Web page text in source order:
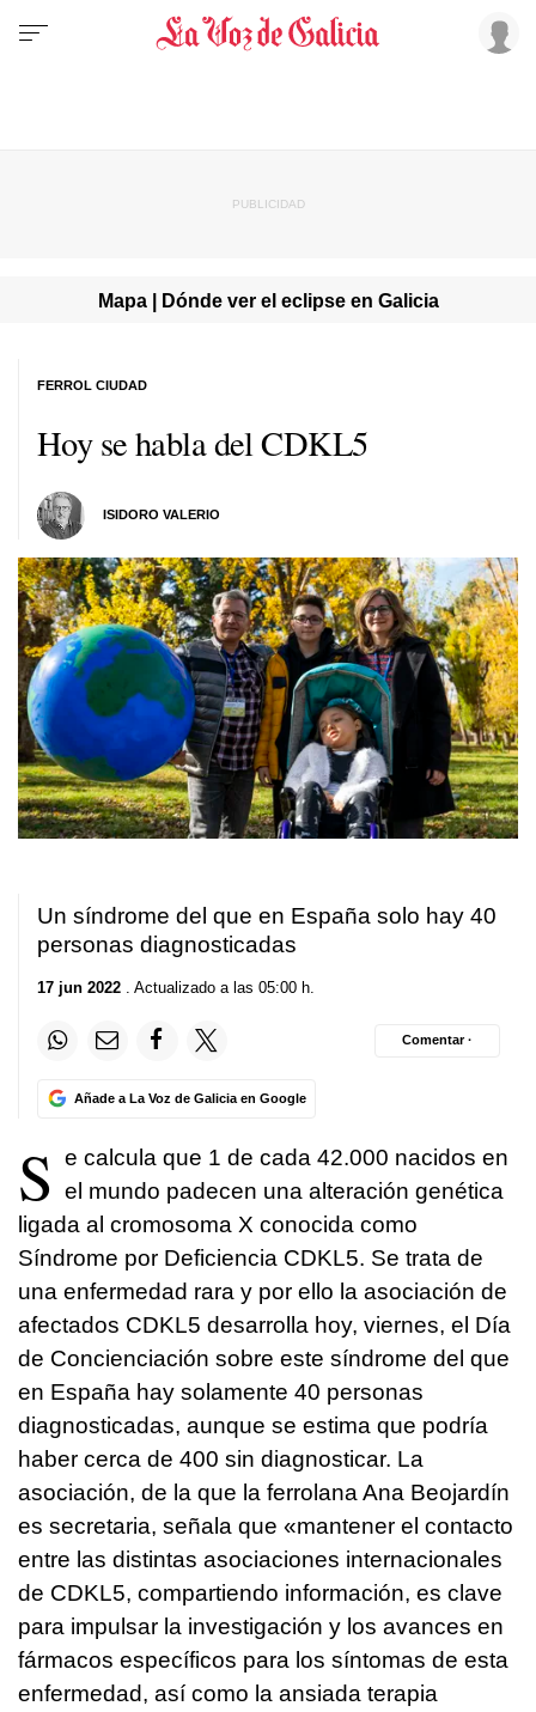
Mapa | Dónde ver el eclipse en Galicia
Hoy se habla del CDKL5
ISIDORO VALERIO
FERROL CIUDAD
Un síndrome del que en España solo hay 40
personas diagnosticadas
17 jun 2022 . Actualizado a las 05:00 h.
Añade a La Voz de Galicia en Google
Comentar ·
S
e calcula que 1 de cada 42.000 nacidos en
el mundo padecen una alteración genética
ligada al cromosoma X conocida como
Síndrome por Deficiencia CDKL5. Se trata de
una enfermedad rara y por ello la asociación de
afectados CDKL5 desarrolla hoy, viernes, el Día
de Concienciación sobre este síndrome del que
en España hay solamente 40 personas
diagnosticadas, aunque se estima que podría
haber cerca de 400 sin diagnosticar. La
asociación, de la que la ferrolana Ana Beojardín
es secretaria, señala que «mantener el contacto
entre las distintas asociaciones internacionales
de CDKL5, compartiendo información, es clave
para impulsar la investigación y los avances en
fármacos específicos para los síntomas de esta
enfermedad, así como la ansiada terapia